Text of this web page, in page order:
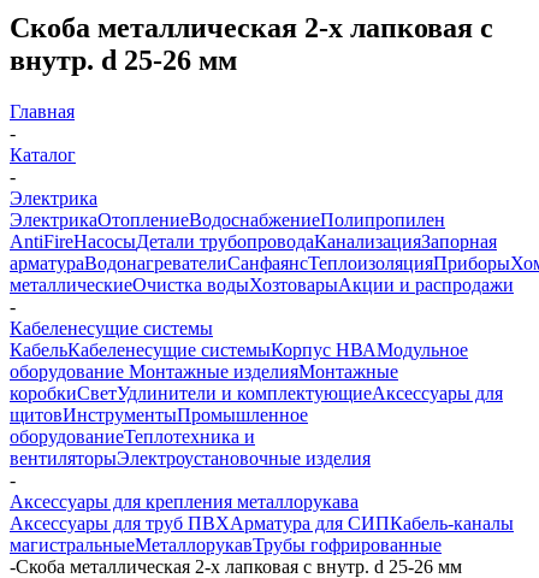
Скоба металлическая 2-х лапковая с
внутр. d 25-26 мм
Главная
-
Каталог
-
Электрика
ЭлектрикаОтоплениеВодоснабжениеПолипропилен
AntiFireНасосыДетали трубопроводаКанализацияЗапорная
арматураВодонагревателиСанфаянсТеплоизоляцияПриборы
металлическиеОчистка водыХозтоварыАкции и распродажи
-
Кабеленесущие системы
КабельКабеленесущие системыКорпус НВАМодульное
оборудование Монтажные изделияМонтажные
коробкиСветУдлинители и комплектующиеАксессуары для
щитовИнструментыПромышленное
оборудованиеТеплотехника и
вентиляторыЭлектроустановочные изделия
-
Аксессуары для крепления металлорукава
Аксессуары для труб ПВХАрматура для СИПКабель-каналы
магистральныеМеталлорукавТрубы гофрированные
-Скоба металлическая 2-х лапковая с внутр. d 25-26 мм